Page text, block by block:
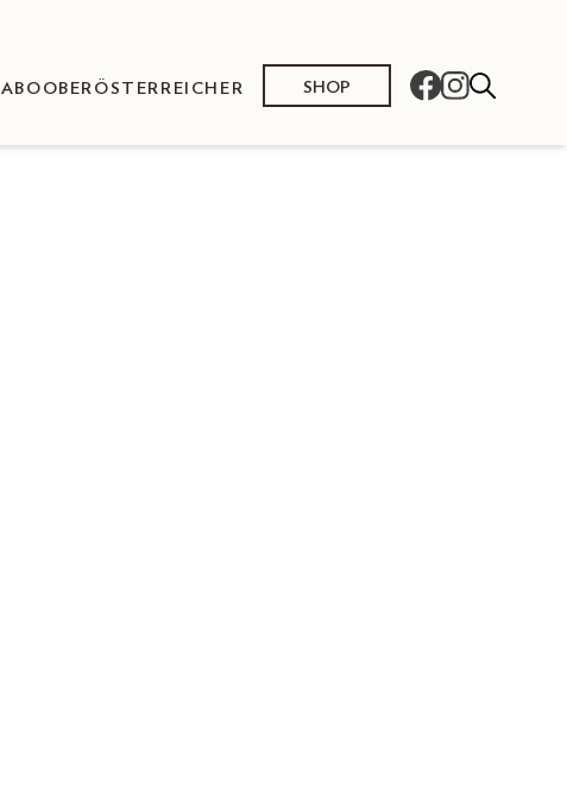
ABO OBERÖSTERREICHER SHOP